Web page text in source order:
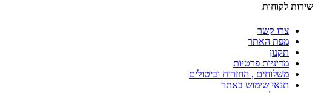
שירות לקוחות
צרו קשר
מפת האתר
תקנון
מדיניות פרטיות
משלוחים , החזרות וביטולים
תנאי שימוש באתר